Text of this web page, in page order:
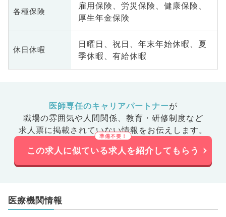
各種保険
雇用保険、労災保険、健康保険、
厚生年金保険
休日休暇
日曜日、祝日、年末年始休暇、夏
季休暇、有給休暇
医師専任のキャリアパートナーが
職場の雰囲気や人間関係、 教育・研修制度など
求人票に掲載されていない情報をお伝えします。
この求人に似ている求人を紹介してもらう
医療機関情報